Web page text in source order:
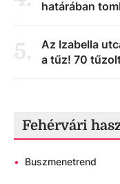
határában
5.
Az Izabella
a tűz! 70
Fehérvári
• Buszmenetrend